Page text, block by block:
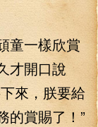
一樣欣賞
才開口說
來，朕要給
的賞賜了！”